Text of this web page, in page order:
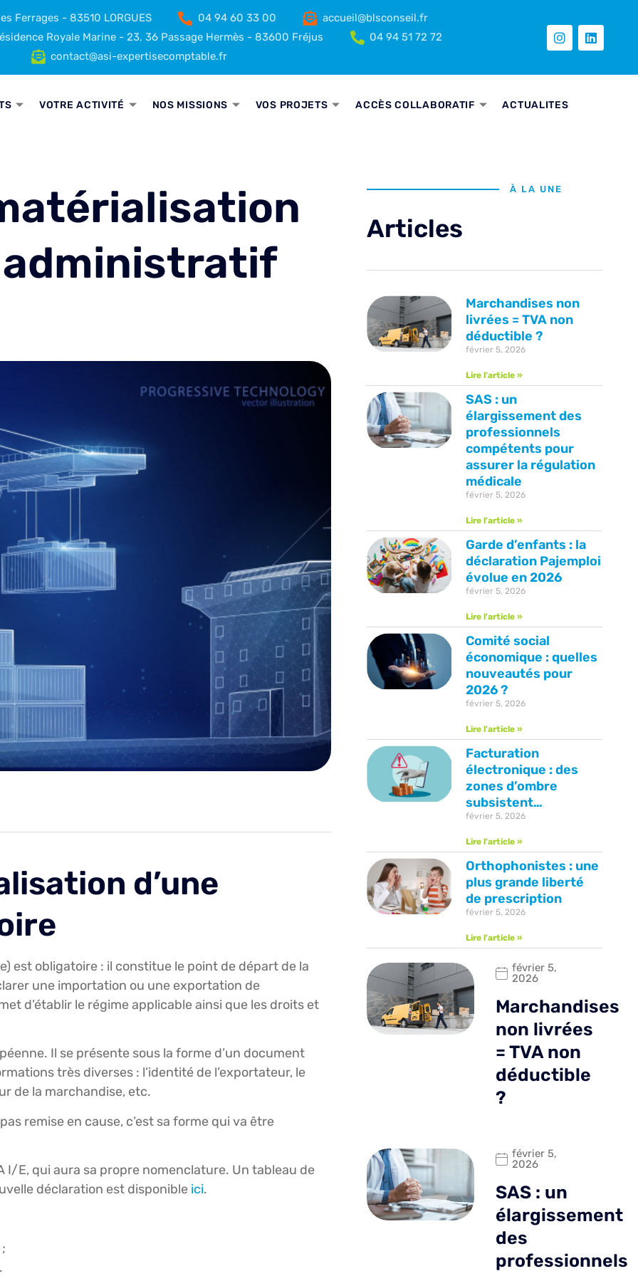
Ferrages - 83510 LORGUES 04 94 60 33 00
accueil@blsconseil.fr
Royale Marine - 23, 36 Passage Hermès - 83600 Fréjus
04 94 51 72 72
contact@asi-expertisecomptable.fr
VOTRE ACTIVITÉ NOS MISSIONS VOS PROJETS ACCÈS COLLABORATIF ACTUALITES
d’une
est obligatoire : il constitue le point de départ de la
une importation ou une exportation de
d’établir le régime applicable ainsi que les droits et
Il se présente sous la forme d’un document
très diverses : l’identité de l’exportateur, le
de la marchandise, etc.
remise en cause, c’est sa forme qui va être
I/E, qui aura sa propre nomenclature. Un tableau de
déclaration est disponible ici.
À LA UNE
Articles
Marchandises non
livrées = TVA non
déductible ?
février 5, 2026
Lire l'article »
SAS : un
élargissement des
professionnels
compétents pour
assurer la régulation
médicale
février 5, 2026
Lire l'article »
Garde d’enfants : la
déclaration Pajemploi
évolue en 2026
février 5, 2026
Lire l'article »
Comité social
économique : quelles
nouveautés pour
2026 ?
février 5, 2026
Lire l'article »
Facturation
électronique : des
zones d’ombre
subsistent…
février 5, 2026
Lire l'article »
Orthophonistes : une
plus grande liberté
de prescription
février 5, 2026
Lire l'article »
février 5,
2026
Marchandises
non livrées
= TVA non
déductible
?
février 5,
2026
SAS : un
élargissement
des
professionnels